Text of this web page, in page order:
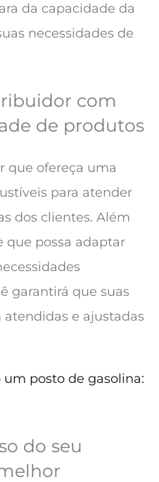
da capacidade da
necessidades de
com
de produtos
que ofereça uma
para atender
dos clientes. Além
que possa adaptar
garantirá que suas
e ajustadas
posto de gasolina:
do seu